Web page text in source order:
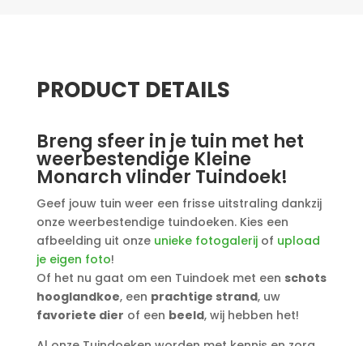
PRODUCT DETAILS
Breng sfeer in je tuin met het
weerbestendige Kleine
Monarch vlinder Tuindoek!
Geef jouw tuin weer een frisse uitstraling dankzij
onze weerbestendige tuindoeken. Kies een
afbeelding uit onze unieke fotogalerijof upload
je eigen foto!
Of het nu gaat om een Tuindoek met een schots
hooglandkoe, een prachtige strand, uw
favoriete dier of een beeld, wij hebben het!